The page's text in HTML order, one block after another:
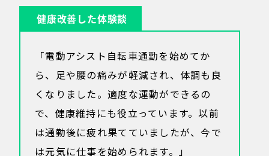
健康改善した体験談
「電動アシスト自転車通勤を始めてか
ら、足や腰の痛みが軽減され、体調も良
くなりました。適度な運動ができるの
で、健康維持にも役立っています。以前
は通勤後に疲れ果てていましたが、今で
は元気に仕事を始められます。」